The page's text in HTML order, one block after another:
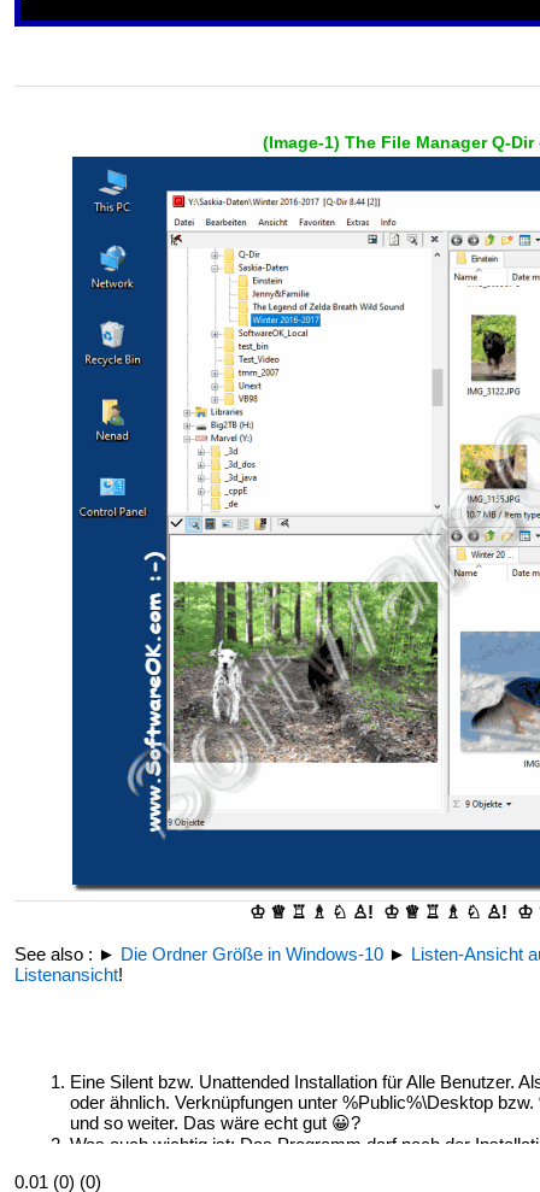
(Image-1) The File Manager Q-
♔ ♕ ♖ ♗ ♘ ♙! ♔ ♕ ♖ ♗ ♘ ♙!
See also : ► Die Ordner Größe in Windows-10 ► Listen-Ansicht
Listenansicht!
Eine Silent bzw. Unattended Installation für Alle Benutzer.
oder ähnlich. Verknüpfungen unter %Public%\Desktop
und so weiter. Das wäre echt gut 😀?
Was auch wichtig ist: Das Programm darf nach der
Wunschparameter bevor ich es Update?
0.01 (0) (0)